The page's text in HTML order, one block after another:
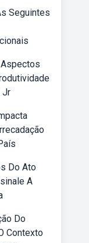
Seguintes
Jr
Do Ato
A
Do
Contexto